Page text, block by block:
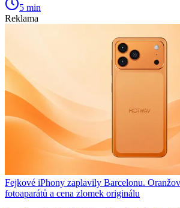
5 min
Reklama
Fejkové iPhony zaplavily Barcelonu.
fotoaparátů a cena zlomek originálu